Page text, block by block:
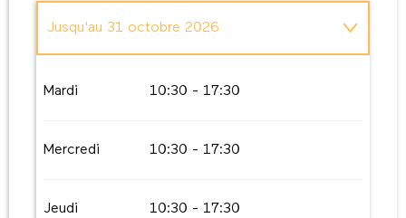
Jusqu'au 31 octobre 2026
Mardi 10:30 - 17:30
Mercredi 10:30 - 17:30
Jeudi 10:30 - 17:30